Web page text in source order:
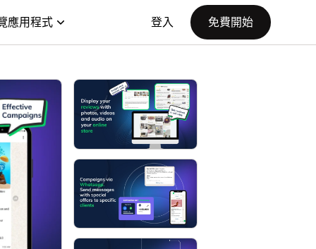
應用程式 登入 免費開始